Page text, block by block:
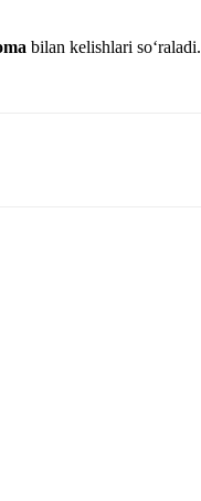
bilan kelishlari so‘raladi.